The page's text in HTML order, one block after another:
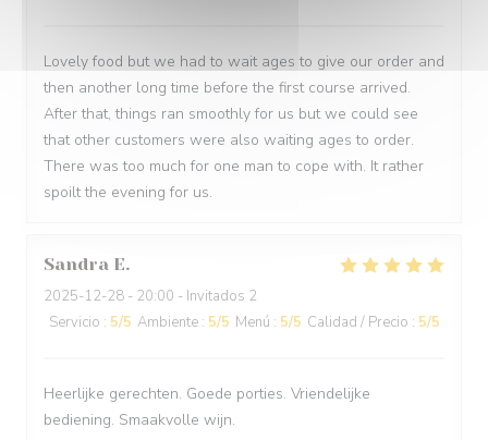
Lovely food but we had to wait ages to give our order and
then another long time before the first course arrived.
After that, things ran smoothly for us but we could see
that other customers were also waiting ages to order.
There was too much for one man to cope with. It rather
spoilt the evening for us.
Sandra E
2025-12-28 - 20:00 - Invitados 2
Servicio : 5/5 Ambiente : 5/5 Menú : 5/5 Calidad / Precio : 5/5
Heerlijke gerechten. Goede porties. Vriendelijke
bediening. Smaakvolle wijn.